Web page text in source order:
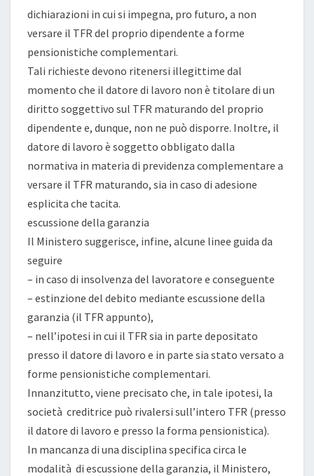
dichiarazioni in cui si impegna, pro futuro, a non
versare il TFR del proprio dipendente a forme
pensionistiche complementari.
Tali richieste devono ritenersi illegittime dal
momento che il datore di lavoro non è titolare di un
diritto soggettivo sul TFR maturando del proprio
dipendente e, dunque, non ne può disporre. Inoltre, il
datore di lavoro è soggetto obbligato dalla
normativa in materia di previdenza complementare a
versare il TFR maturando, sia in caso di adesione
esplicita che tacita.
escussione della garanzia
Il Ministero suggerisce, infine, alcune linee guida da
seguire
– in caso di insolvenza del lavoratore e conseguente
– estinzione del debito mediante escussione della
garanzia (il TFR appunto),
– nell’ipotesi in cui il TFR sia in parte depositato
presso il datore di lavoro e in parte sia stato versato a
forme pensionistiche complementari.
Innanzitutto, viene precisato che, in tale ipotesi, la
società creditrice può rivalersi sull’intero TFR (presso
il datore di lavoro e presso la forma pensionistica).
In mancanza di una disciplina specifica circa le
modalità di escussione della garanzia, il Ministero,